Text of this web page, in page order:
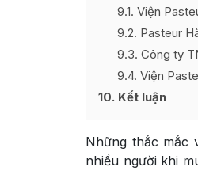
9.1 Viện
9.2 Pasteur
9.3 Công ty
9.4 Viện
10 Kết luận
Những thắc mắc
nhiều người khi